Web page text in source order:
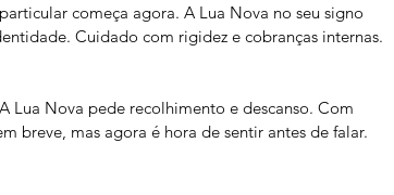
começa agora. A Lua Nova no seu signo
Cuidado com rigidez e cobranças internas.
Lua Nova pede recolhimento e descanso. Com
breve, mas agora é hora de sentir antes de falar.